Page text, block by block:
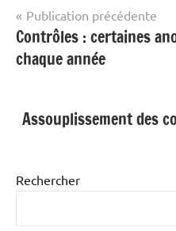
Navigation
de
l’article
Publication précédente
Contrôles : certaines
chaque année
Assouplissement des
Rechercher